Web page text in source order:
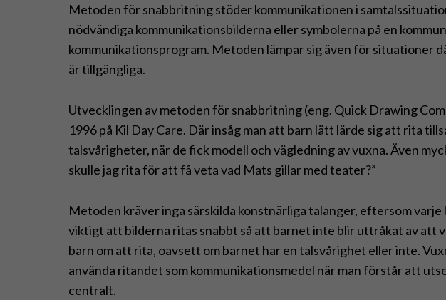
Metoden för snabbritning stöder kommunikationen i
nödvändiga kommunikationsbilderna eller symbolerna på en
kommunikationsprogram. Metoden lämpar sig även för situationer
är tillgängliga.
Utvecklingen av metoden för snabbritning (eng. Quick Drawing
1996 på Kil Day Care. Där insåg man att barn lätt lärde sig att rita
talsvårigheter, när de fick modell och vägledning av vuxna. Även
skulle jag rita för att få veta vad Mats gillar med teater?”
Metoden kräver inga särskilda konstnärliga talanger, eftersom
viktigt att bilderna ritas snabbt så att barnet inte blir uttråkat av att
barn om att rita, oavsett om barnet har en talsvårighet eller inte.
använda ritandet som kommunikationsmedel när man förstår att
centralt.